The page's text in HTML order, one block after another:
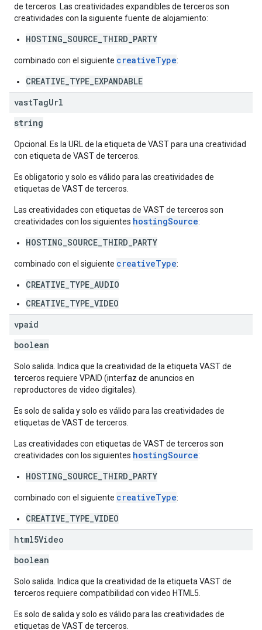
de terceros. Las creatividades expandibles de terceros son
creatividades con la siguiente fuente de alojamiento:
HOSTING_SOURCE_THIRD_PARTY
combinado con el siguiente creativeType:
CREATIVE_TYPE_EXPANDABLE
vastTagUrl
string
Opcional. Es la URL de la etiqueta de VAST para una creatividad
con etiqueta de VAST de terceros.
Es obligatorio y solo es válido para las creatividades de
etiquetas de VAST de terceros.
Las creatividades con etiquetas de VAST de terceros son
creatividades con los siguientes hostingSource:
HOSTING_SOURCE_THIRD_PARTY
combinado con el siguiente creativeType:
CREATIVE_TYPE_AUDIO
CREATIVE_TYPE_VIDEO
vpaid
boolean
Solo salida. Indica que la creatividad de la etiqueta VAST de
terceros requiere VPAID (interfaz de anuncios en
reproductores de video digitales).
Es solo de salida y solo es válido para las creatividades de
etiquetas de VAST de terceros.
Las creatividades con etiquetas de VAST de terceros son
creatividades con los siguientes hostingSource:
HOSTING_SOURCE_THIRD_PARTY
combinado con el siguiente creativeType:
CREATIVE_TYPE_VIDEO
html5Video
boolean
Solo salida. Indica que la creatividad de la etiqueta VAST de
terceros requiere compatibilidad con video HTML5.
Es solo de salida y solo es válido para las creatividades de
etiquetas de VAST de terceros.